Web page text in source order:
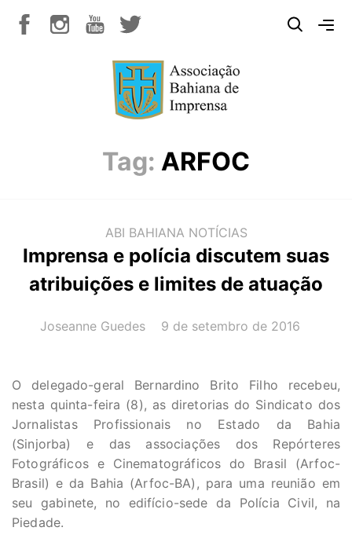
Tag: ARFOC
ABI BAHIANA NOTÍCIAS
Imprensa e polícia discutem suas
atribuições e limites de atuação
AUTOR(A):
Joseanne Guedes DATA:
9 de setembro de 2016
O delegado-geral Bernardino Brito Filho recebeu,
nesta quinta-feira (8), as diretorias do Sindicato dos
Jornalistas Profissionais no Estado da Bahia
(Sinjorba) e das associações dos Repórteres
Fotográficos e Cinematográficos do Brasil (Arfoc-
Brasil) e da Bahia (Arfoc-BA), para uma reunião em
seu gabinete, no edifício-sede da Polícia Civil, na
Piedade.